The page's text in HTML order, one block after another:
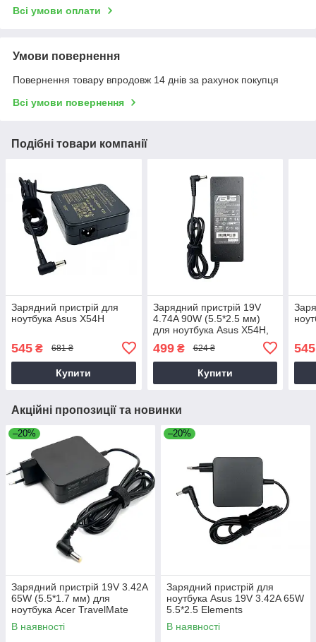
Всі умови оплати
Умови повернення
Повернення товару впродовж 14 днів за рахунок покупця
Всі умови повернення
Подібні товари компанії
Зарядний пристрій для
ноутбука Asus X54H
545 ₴ 681 ₴
Купити
Зарядний пристрій 19V
4.74A 90W (5.5*2.5 мм)
для ноутбука Asus X54H,
X54HR, X54L, X55, X550C
499₴ 624 ₴
Купити
545
Акційні пропозиції та новинки
–20%
Зарядний пристрій 19V 3.42A
65W (5.5*1.7 мм) для
ноутбука Acer TravelMate
P2510-G2-M
В наявності
–20%
Зарядний пристрій для
ноутбука Asus 19V 3.42A 65W
5.5*2.5 Elements
В наявності